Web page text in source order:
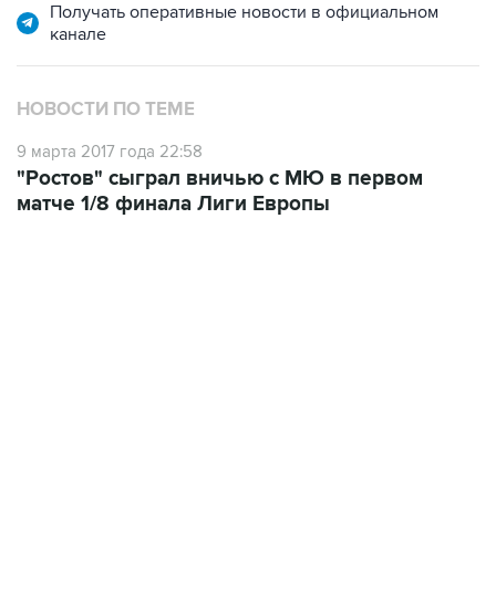
Получать оперативные новости в официальном
канале
НОВОСТИ ПО ТЕМЕ
9 марта 2017 года 22:58
"Ростов" сыграл вничью с МЮ в первом
матче 1/8 финала Лиги Европы